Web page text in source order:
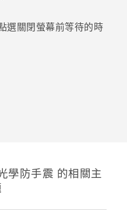
選關閉螢幕前等待的時
學防手震 的相關主